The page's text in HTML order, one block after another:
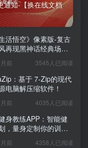
通知-【换在线文档
生活悟空》像素版-复古
再现黑神话经典场景
前 3545人已阅读
：基于 7-Zip的现代
电脑解压缩软件！
前 4035人已阅读
身教练APP：智能健
，量身定制你的训练
前 4358人已阅读